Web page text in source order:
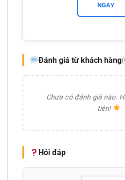
NGAY
Đánh giá từ khách hàng
Chưa có đánh giá nào.
tiên!
Hỏi đáp